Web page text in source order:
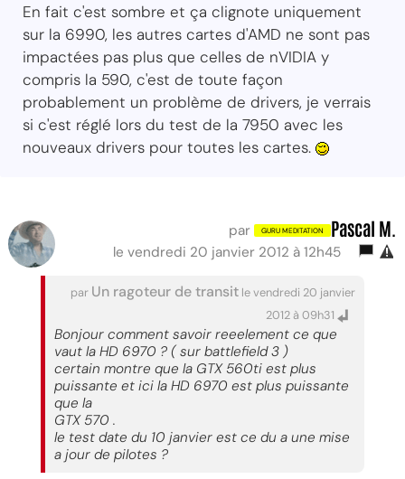
En fait c'est sombre et ça clignote uniquement
sur la 6990, les autres cartes d'AMD ne sont pas
impactées pas plus que celles de nVIDIA y
compris la 590, c'est de toute façon
probablement un problème de drivers, je verrais
si c'est réglé lors du test de la 7950 avec les
nouveaux drivers pour toutes les cartes.
par Pascal M.
le vendredi 20 janvier 2012 à 12h45
par Un ragoteur de transit le vendredi 20 janvier
2012 à 09h31
Bonjour comment savoir reeelement ce que
vaut la HD 6970 ? ( sur battlefield 3 )
certain montre que la GTX 560ti est plus
puissante et ici la HD 6970 est plus puissante
que la
GTX 570 .
le test date du 10 janvier est ce du a une mise
a jour de pilotes ?